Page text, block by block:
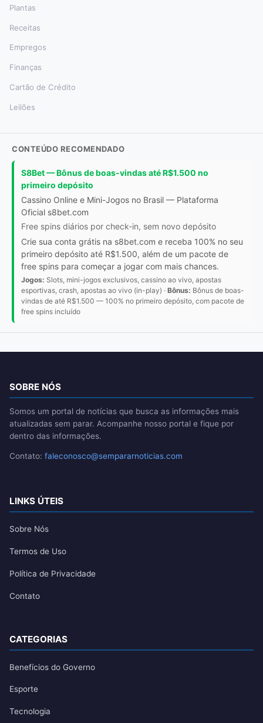
Plantas
Receitas
Empregos
Finanças
Cartão de Crédito
Leilões
CONTEÚDO RECOMENDADO
S8Bet — Bônus de boas-vindas até R$1.500 no
primeiro depósito
Cassino Online e Mini-Jogos no Brasil — Plataforma
Oficial s8bet.com
Free spins diários por check-in, sem novo depósito
Crie sua conta grátis na s8bet.com e receba 100% no seu
primeiro depósito até R$1.500, além de um pacote de
free spins para começar a jogar com mais chances.
Jogos: Slots, mini-jogos exclusivos, cassino ao vivo, apostas
esportivas, crash, apostas ao vivo (in-play) · Bônus: Bônus de boas-
vindas de até R$1.500 — 100% no primeiro depósito, com pacote de
free spins incluído
SOBRE NÓS
Somos um portal de notícias que busca as informações mais
atualizadas sem parar. Acompanhe nosso portal e fique por
dentro das informações.
Contato: faleconosco@sempararnoticias.com
LINKS ÚTEIS
Sobre Nós
Termos de Uso
Política de Privacidade
Contato
CATEGORIAS
Benefícios do Governo
Esporte
Tecnologia